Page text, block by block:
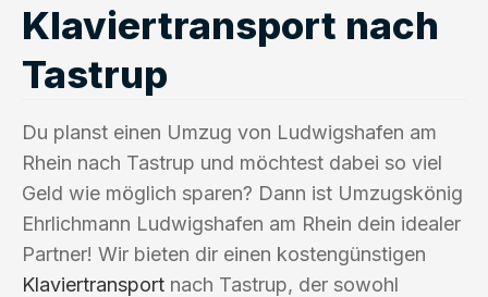
Klaviertransport nach
Tastrup
Du planst einen Umzug von Ludwigshafen am
Rhein nach Tastrup und möchtest dabei so viel
Geld wie möglich sparen? Dann ist Umzugskönig
Ehrlichmann Ludwigshafen am Rhein dein idealer
Partner! Wir bieten dir einen kostengünstigen
Klaviertransport nach Tastrup, der sowohl